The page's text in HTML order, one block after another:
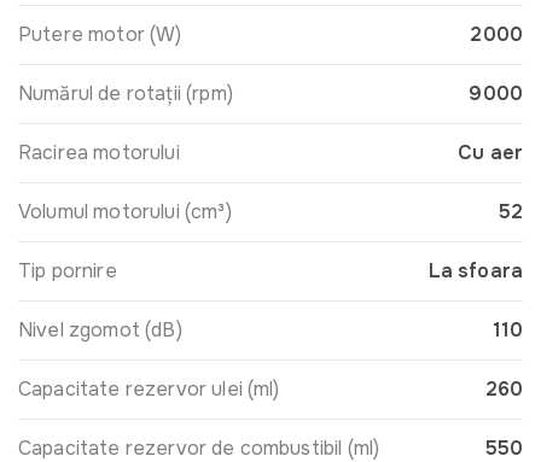
Putere motor (W) 2000
Numărul de rotații (rpm) 9000
Racirea motorului Cu aer
Volumul motorului (cm³) 52
Tip pornire La sfoara
Nivel zgomot (dB) 110
Capacitate rezervor ulei (ml) 260
Capacitate rezervor de combustibil (ml) 550